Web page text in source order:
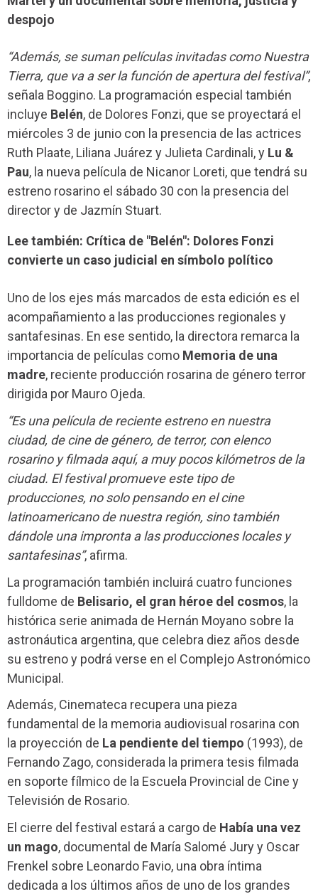
despojo
“Además, se suman películas invitadas como Nuestra
Tierra, que va a ser la función de apertura del festival”,
señala Boggino. La programación especial también
incluye Belén, de Dolores Fonzi, que se proyectará el
miércoles 3 de junio con la presencia de las actrices
Ruth Plaate, Liliana Juárez y Julieta Cardinali, y Lu &
Pau, la nueva película de Nicanor Loreti, que tendrá su
estreno rosarino el sábado 30 con la presencia del
director y de Jazmín Stuart.
Lee también: Crítica de "Belén": Dolores Fonzi
convierte un caso judicial en símbolo político
Uno de los ejes más marcados de esta edición es el
acompañamiento a las producciones regionales y
santafesinas. En ese sentido, la directora remarca la
importancia de películas como Memoria de una
madre, reciente producción rosarina de género terror
dirigida por Mauro Ojeda.
“Es una película de reciente estreno en nuestra
ciudad, de cine de género, de terror, con elenco
rosarino y filmada aquí, a muy pocos kilómetros de la
ciudad. El festival promueve este tipo de
producciones, no solo pensando en el cine
latinoamericano de nuestra región, sino también
dándole una impronta a las producciones locales y
santafesinas”, afirma.
La programación también incluirá cuatro funciones
fulldome de Belisario, el gran héroe del cosmos, la
histórica serie animada de Hernán Moyano sobre la
astronáutica argentina, que celebra diez años desde
su estreno y podrá verse en el Complejo Astronómico
Municipal.
Además, Cinemateca recupera una pieza
fundamental de la memoria audiovisual rosarina con
la proyección de La pendiente del tiempo (1993), de
Fernando Zago, considerada la primera tesis filmada
en soporte fílmico de la Escuela Provincial de Cine y
Televisión de Rosario.
El cierre del festival estará a cargo de Había una vez
un mago, documental de María Salomé Jury y Oscar
Frenkel sobre Leonardo Favio, una obra íntima
dedicada a los últimos años de uno de los grandes